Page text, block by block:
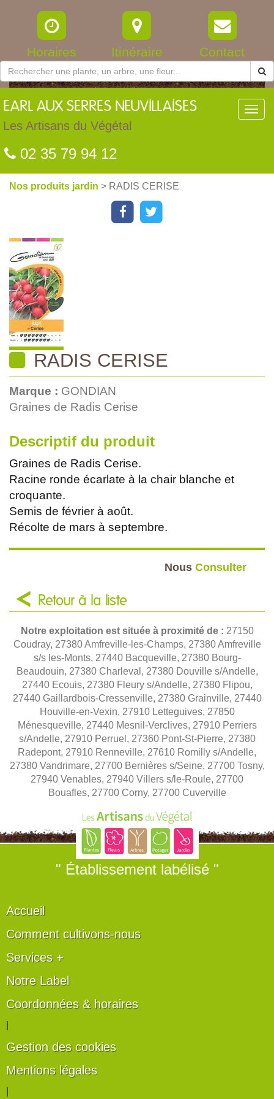
Horaires Itinéraire Contact
EARL AUX SERRES NEUVILLAISES
Les Artisans du Végétal
02 35 79 94 12
Nos produits jardin > RADIS CERISE
RADIS CERISE
Marque : GONDIAN
Graines de Radis Cerise
Descriptif du produit
Graines de Radis Cerise.
Racine ronde écarlate à la chair blanche et
croquante.
Semis de février à août.
Récolte de mars à septembre.
Nous Consulter
Retour à la liste
Notre exploitation est située à proximité de : 27150
Coudray, 27380 Amfreville-les-Champs, 27380 Amfreville
s/s les-Monts, 27440 Bacqueville, 27380 Bourg-
Beaudouin, 27380 Charleval, 27380 Douville s/Andelle,
27440 Ecouis, 27380 Fleury s/Andelle, 27380 Flipou,
27440 Gaillardbois-Cressenville, 27380 Grainville, 27440
Houville-en-Vexin, 27910 Letteguives, 27850
Ménesqueville, 27440 Mesnil-Verclives, 27910 Perriers
s/Andelle, 27910 Perruel, 27360 Pont-St-Pierre, 27380
Radepont, 27910 Renneville, 27610 Romilly s/Andelle,
27380 Vandrimare, 27700 Bernières s/Seine, 27700 Tosny,
27940 Venables, 27940 Villers s/le-Roule, 27700
Bouafles, 27700 Corny, 27700 Cuverville
" Établissement labélisé "
Accueil
Comment cultivons-nous
Services +
Notre Label
Coordonnées & horaires
Gestion des cookies
Mentions légales